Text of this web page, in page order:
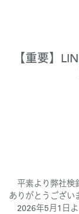
【重要】
平素より弊社検
ありがとうござい
2026年5月1日よ